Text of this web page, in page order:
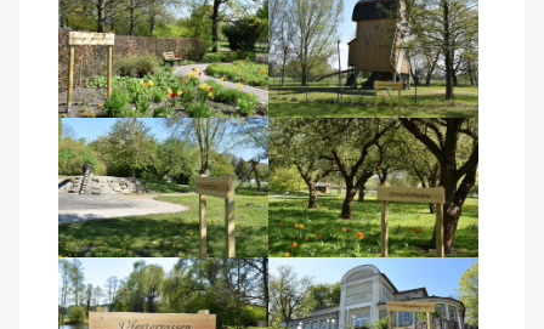
Mitmachen
Karriere
Ausbildung
Glossar
Suche